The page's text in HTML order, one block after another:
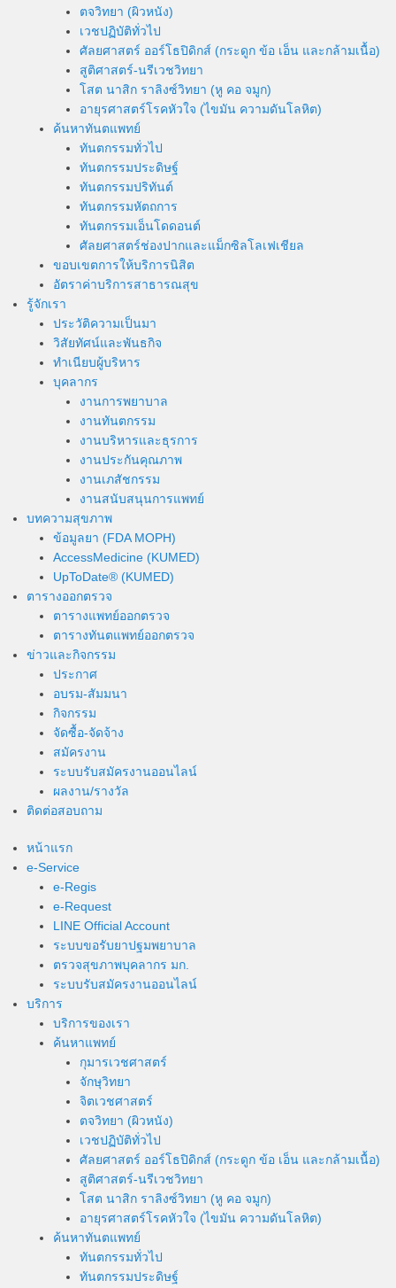
ตจวิทยา (ผิวหนัง)
เวชปฏิบัติทั่วไป
ศัลยศาสตร์ ออร์โธปิดิกส์ (กระดูก ข้อ เอ็น และกล้ามเนื้อ)
สูติศาสตร์-นรีเวชวิทยา
โสต นาสิก ราลิงซ์วิทยา (หู คอ จมูก)
อายุรศาสตร์โรคหัวใจ (ไขมัน ความดันโลหิต)
ค้นหาทันตแพทย์
ทันตกรรมทั่วไป
ทันตกรรมประดิษฐ์
ทันตกรรมปริทันต์
ทันตกรรมหัตถการ
ทันตกรรมเอ็นโดดอนต์
ศัลยศาสตร์ช่องปากและแม็กซิลโลเฟเชียล
ขอบเขตการให้บริการนิสิต
อัตราค่าบริการสาธารณสุข
รู้จักเรา
ประวัติความเป็นมา
วิสัยทัศน์และพันธกิจ
ทำเนียบผู้บริหาร
บุคลากร
งานการพยาบาล
งานทันตกรรม
งานบริหารและธุรการ
งานประกันคุณภาพ
งานเภสัชกรรม
งานสนับสนุนการแพทย์
บทความสุขภาพ
ข้อมูลยา (FDA MOPH)
AccessMedicine (KUMED)
UpToDate® (KUMED)
ตารางออกตรวจ
ตารางแพทย์ออกตรวจ
ตารางทันตแพทย์ออกตรวจ
ข่าวและกิจกรรม
ประกาศ
อบรม-สัมมนา
กิจกรรม
จัดซื้อ-จัดจ้าง
สมัครงาน
ระบบรับสมัครงานออนไลน์
ผลงาน/รางวัล
ติดต่อสอบถาม
หน้าแรก
e-Service
e-Regis
e-Request
LINE Official Account
ระบบขอรับยาปฐมพยาบาล
ตรวจสุขภาพบุคลากร มก.
ระบบรับสมัครงานออนไลน์
บริการ
บริการของเรา
ค้นหาแพทย์
กุมารเวชศาสตร์
จักษุวิทยา
จิตเวชศาสตร์
ตจวิทยา (ผิวหนัง)
เวชปฏิบัติทั่วไป
ศัลยศาสตร์ ออร์โธปิดิกส์ (กระดูก ข้อ เอ็น และกล้ามเนื้อ)
สูติศาสตร์-นรีเวชวิทยา
โสต นาสิก ราลิงซ์วิทยา (หู คอ จมูก)
อายุรศาสตร์โรคหัวใจ (ไขมัน ความดันโลหิต)
ค้นหาทันตแพทย์
ทันตกรรมทั่วไป
ทันตกรรมประดิษฐ์